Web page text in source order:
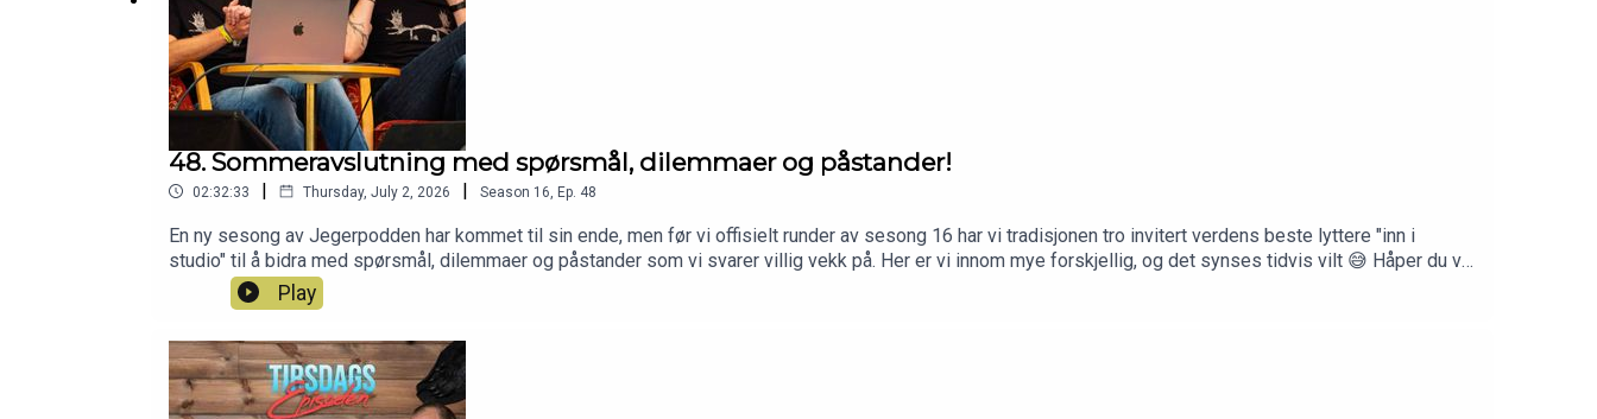
48. Sommeravslutning med spørsmål, dilemmaer og påstander!
02:32:33 | Thursday, July 2, 2026 | Season 16 Ep. 48
En ny sesong av Jegerpodden har kommet til sin ende, men før vi offisielt runder av sesong 16 har vi tradisjonen tro invitert verdens beste lyttere "inn i
studio" til å bidra med spørsmål, dilemmaer og påstander som vi svarer villig vekk på. Her er vi innom mye forskjellig, og det synses tidvis vilt 😅 Håper du vil
sjekke den ut og at du får en riktig fin sommer 😎Har du også lyst til å bli med i Patreon-jaktlaget er du hjertelig velkommen inn her:
https://www.patreon.com/jegerpodden
Play